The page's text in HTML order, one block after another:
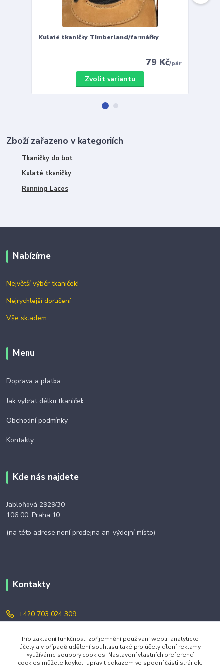
Kulaté tkaničky Timberland/farmářky
79 Kč/pár
Zvolit variantu
Zboží zařazeno v kategoriích
Tkaničky do bot
Kulaté tkaničky
Running Laces
Nabízíme
Největší výběr tkaniček!
Nejrychlejší doručení
Vše skladem
Menu
Doprava a platba
Jak vybrat délku tkaniček
Obchodní podmínky
Kontakty
Kde nás najdete
Jabloňová 2929/30
106 00 Praha 10
(na této adrese není prodejna ani výdejní místo)
Kontakty
+420 703 024 309
objednavky@zavazuj.cz
Pro základní funkčnost, zpříjemnění používání webu, analytické
účely a v případě udělení souhlasu také pro účely cílení reklamy
využíváme soubory cookies. Nastavení vlastních preferencí
cookies můžete kdykoli upravit odkazem ve spodní části stránek.